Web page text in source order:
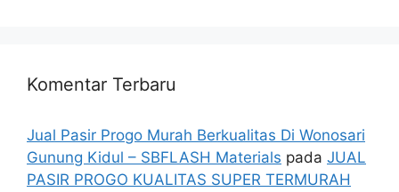
Komentar Terbaru
Jual Pasir Progo Murah Berkualitas Di Wonosari
Gunung Kidul – SBFLASH Materials pada JUAL
PASIR PROGO KUALITAS SUPER TERMURAH